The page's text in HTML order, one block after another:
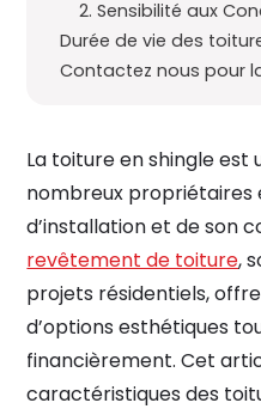
2. Sensibilité aux
Durée de vie des
Contactez nous pour
La toiture en shingle est
nombreux propriétaires
d’installation et de son
revêtement de toiture,
projets résidentiels,
d’options esthétiques
financièrement. Cet
caractéristiques des